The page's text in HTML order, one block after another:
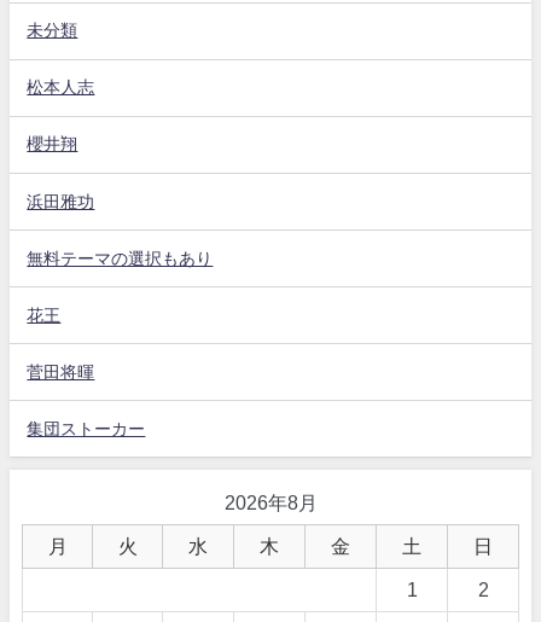
未分類
松本人志
櫻井翔
浜田雅功
無料テーマの選択もあり
花王
菅田将暉
集団ストーカー
2026年8月
月 火 水 木 金 土 日
1 2